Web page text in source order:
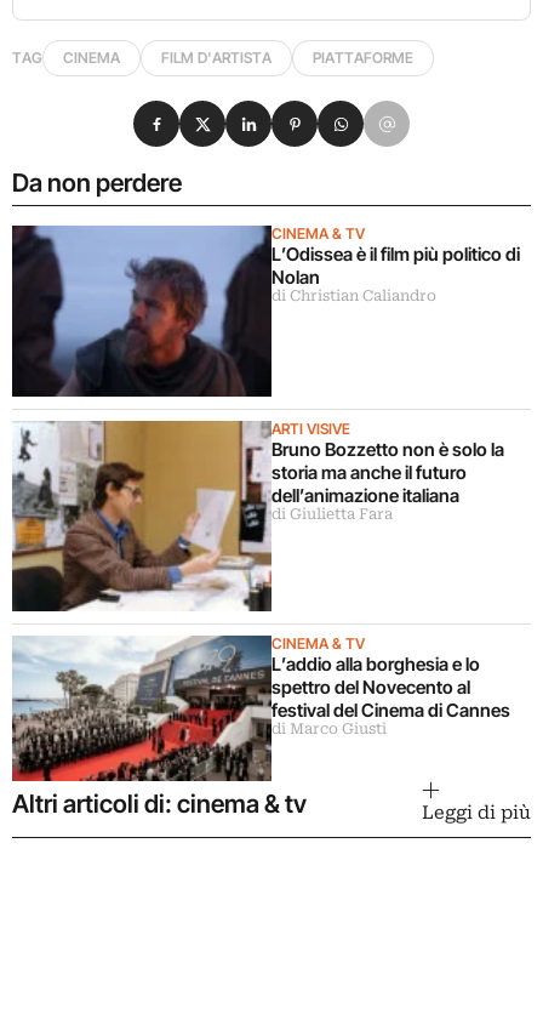
TAG CINEMA FILM D'ARTISTA PIATTAFORME
Da non perdere
CINEMA & TV
L’Odissea è il film più politico di
Nolan
di Christian Caliandro
ARTI VISIVE
Bruno Bozzetto non è solo la
storia ma anche il futuro
dell’animazione italiana
di Giulietta Fara
CINEMA & TV
L’addio alla borghesia e lo
spettro del Novecento al
festival del Cinema di Cannes
di Marco Giusti
Condividi su Facebook
Condividi su X
Condividi su LinkedIn
Condividi su Pinterest
Condividi su WhatsApp
Condividi su Email
Altri articoli di: cinema & tv Leggi di più